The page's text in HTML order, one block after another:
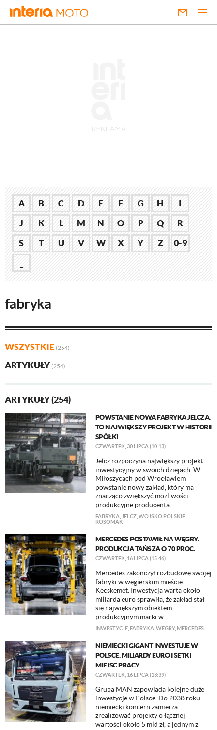
A B C D E F G H
I
J
K L M N O P Q
R
S
T U V W X Y Z
0-9
fabryka
WSZYSTKIE (254)
ARTYKUŁY (254)
ARTYKUŁY (254)
POWSTANIE NOWA FABRYKA JELCZA.
TO NAJWIĘKSZY PROJEKT W HISTORII
SPÓŁKI
CZWARTEK, 30 LIPCA (10:13)
Jelcz rozpoczyna największy projekt
inwestycyjny w swoich dziejach. W
Miłoszycach pod Wrocławiem
powstanie nowy zakład, który ma
znacząco zwiększyć możliwości
produkcyjne producenta...
FABRYKA JELCZ, WOJSKO POLSKIE,
ROSOMAK
MERCEDES POSTAWIŁ NA WĘGRY.
PRODUKCJA TAŃSZA O 70 PROC.
CZWARTEK, 16 LIPCA (15:46)
Mercedes zakończył rozbudowę swojej
fabryki w węgierskim mieście
Kecskemet. Inwestycja warta około
miliarda euro sprawiła, że zakład stał
się największym obiektem
produkcyjnym marki w...
INWESTYCJE, FABRYKA WĘGRY, MERCEDES
NIEMIECKI GIGANT INWESTUJE W
POLSCE. MILIARDY EURO I SETKI
MIEJSC PRACY
CZWARTEK, 16 LIPCA (13:39)
Grupa MAN zapowiada kolejne duże
inwestycje w Polsce. Do 2038 roku
niemiecki koncern zamierza
zrealizować projekty o łącznej
wartości około 5 mld zł, a jednym z